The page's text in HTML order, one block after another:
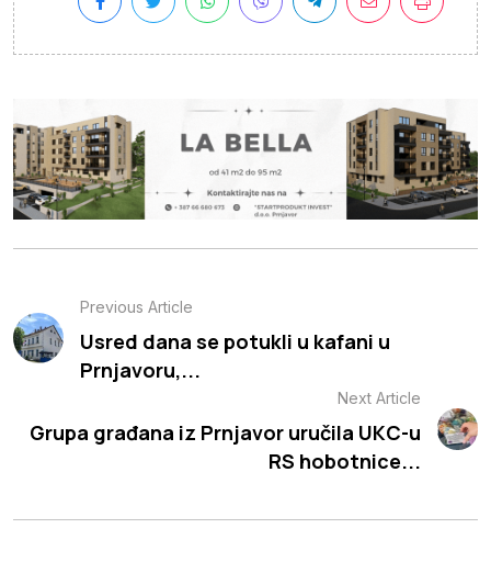
Previous Article
Usred dana se potukli u kafani u
Prnjavoru,...
Next Article
Grupa građana iz Prnjavor uručila UKC-u
RS hobotnice...